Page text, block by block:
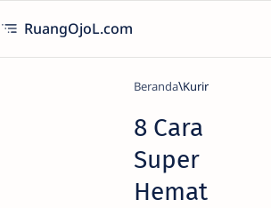
RuangOjoL.com
Beranda Kurir
8 Cara
Super
Hemat